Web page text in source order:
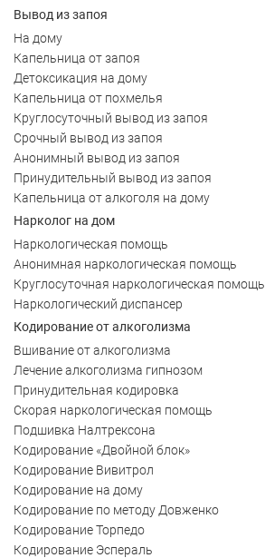
Вывод из запоя
На дому
Капельница от запоя
Детоксикация на дому
Капельница от похмелья
Круглосуточный вывод из запоя
Срочный вывод из запоя
Анонимный вывод из запоя
Принудительный вывод из запоя
Капельница от алкоголя на дому
Нарколог на дом
Наркологическая помощь
Анонимная наркологическая помощь
Круглосуточная наркологическая помощь
Наркологический диспансер
Кодирование от алкоголизма
Вшивание от алкоголизма
Лечение алкоголизма гипнозом
Принудительная кодировка
Скорая наркологическая помощь
Подшивка Налтрексона
Кодирование «Двойной блок»
Кодирование Вивитрол
Кодирование на дому
Кодирование по методу Довженко
Кодирование Торпедо
Кодирование Эспераль